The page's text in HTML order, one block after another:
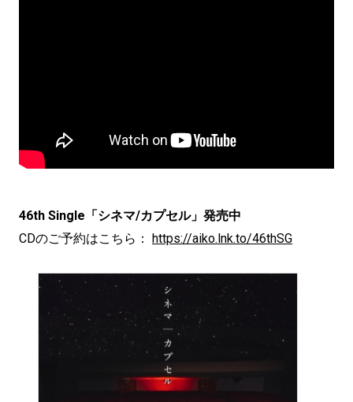
46th Single「シネマ/カプセル」発売中
CDのご予約はこちら： https://aiko.lnk.to/46thSG